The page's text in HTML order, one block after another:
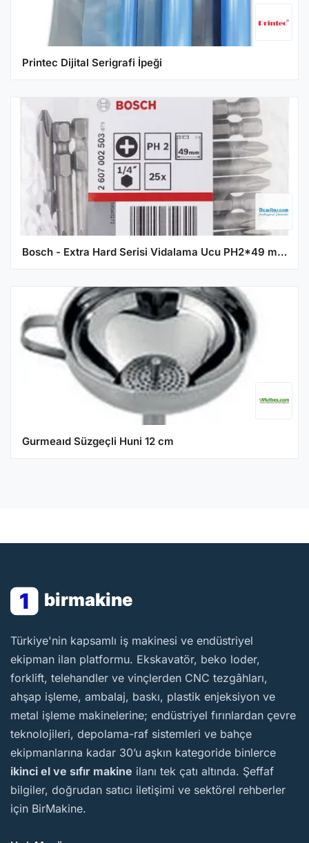
Printec Dijital Serigrafi İpeği
Bosch - Extra Hard Serisi Vidalama Ucu PH2*49 mm 25'li
Gurmeaıd Süzgeçli Huni 12 cm
1 birmakine
BirMakine
Türkiye'nin kapsamlı iş makinesi ve endüstriyel
ekipman ilan platformu. Ekskavatör, beko loder,
forklift, telehandler ve vinçlerden CNC tezgâhları,
ahşap işleme, ambalaj, baskı, plastik enjeksiyon ve
metal işleme makinelerine; endüstriyel fırınlardan çevre
teknolojileri, depolama-raf sistemleri ve bahçe
ekipmanlarına kadar 30’u aşkın kategoride binlerce
ikinci el ve sıfır makine ilanı tek çatı altında. Şeffaf
bilgiler, doğrudan satıcı iletişimi ve sektörel rehberler
için BirMakine.